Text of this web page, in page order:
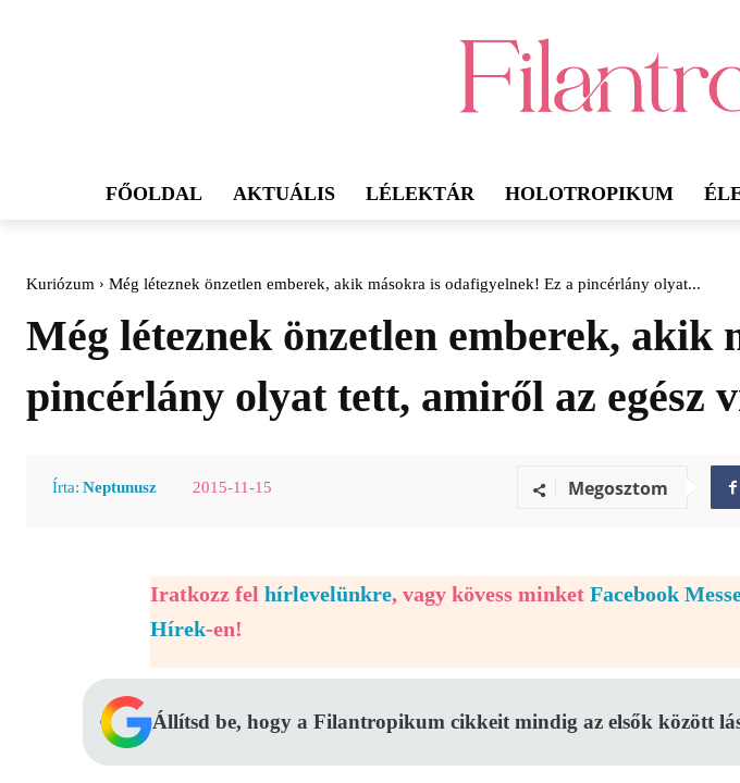
FŐOLDAL AKTUÁLIS LÉLEKTÁR HOLOTROPIKUM
Kuriózum Még léteznek önzetlen emberek, akik másokra is odafigyelnek! Ez a pincérlány olyat...
Még léteznek önzetlen emberek, akik
pincérlány olyat tett, amiről az egész
Írta: Neptunusz 2015-11-15 Megosztom
Iratkozz fel hírlevelünkre, vagy kövess minket Facebook
Hírek-en!
Állítsd be, hogy a Filantropikum cikkeit mindig az elsők között